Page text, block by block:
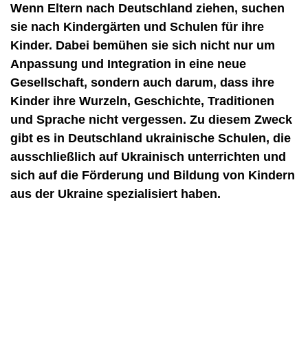
Wenn Eltern nach Deutschland ziehen, suchen
sie nach Kindergärten und Schulen für ihre
Kinder. Dabei bemühen sie sich nicht nur um
Anpassung und Integration in eine neue
Gesellschaft, sondern auch darum, dass ihre
Kinder ihre Wurzeln, Geschichte, Traditionen
und Sprache nicht vergessen. Zu diesem Zweck
gibt es in Deutschland ukrainische Schulen, die
ausschließlich auf Ukrainisch unterrichten und
sich auf die Förderung und Bildung von Kindern
aus der Ukraine spezialisiert haben.